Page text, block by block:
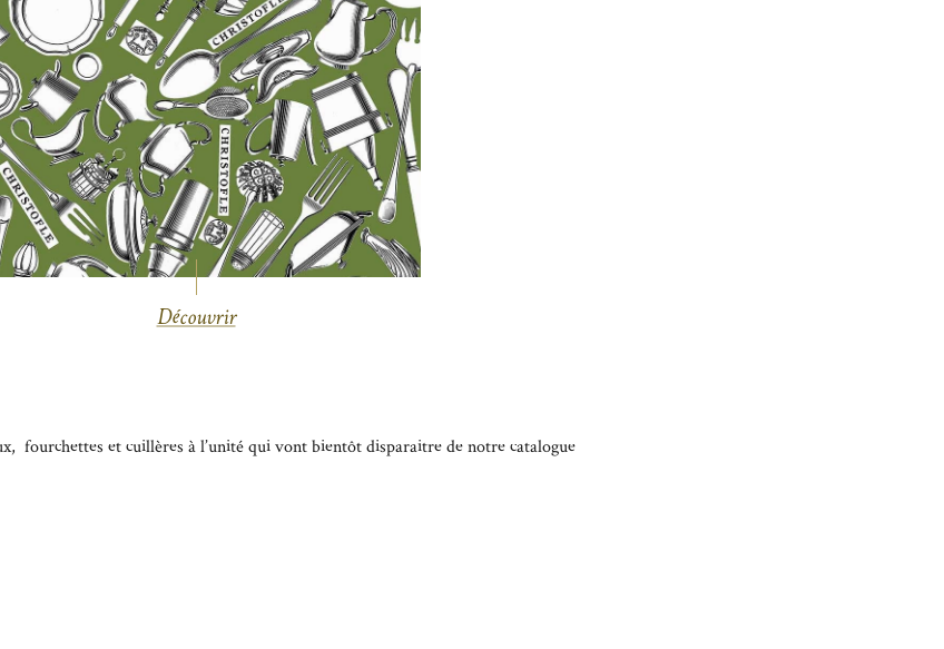
Découvrir
fourchettes et cuillères à l’unité qui vont bientôt disparaitre de notre catalogue